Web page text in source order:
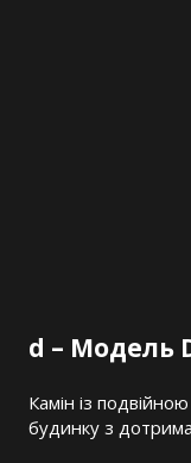
d – Модель
Камін із
будинку з